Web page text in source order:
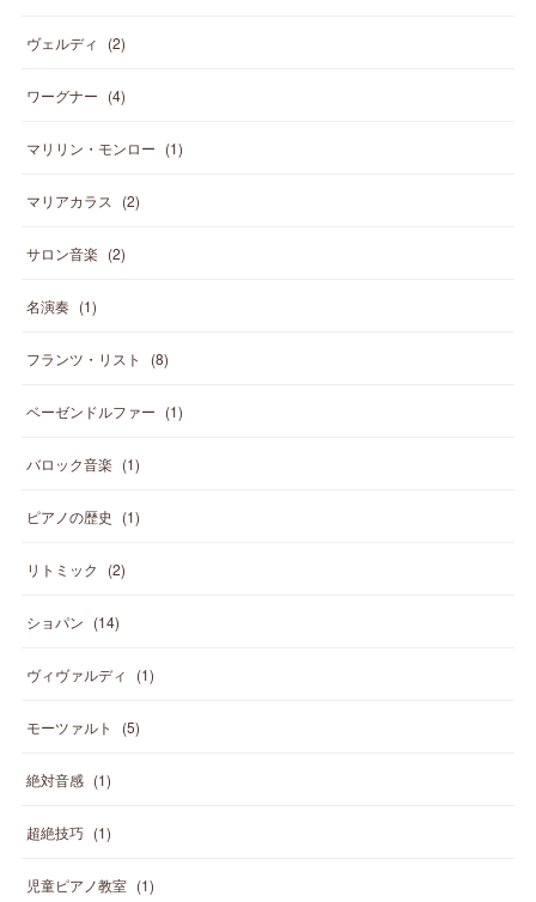
ヴェルディ (2)
ワーグナー (4)
マリリン・モンロー (1)
マリアカラス (2)
サロン音楽 (2)
名演奏 (1)
フランツ・リスト (8)
ベーゼンドルファー (1)
バロック音楽 (1)
ピアノの歴史 (1)
リトミック (2)
ショパン (14)
ヴィヴァルディ (1)
モーツァルト (5)
絶対音感 (1)
超絶技巧 (1)
児童ピアノ教室 (1)